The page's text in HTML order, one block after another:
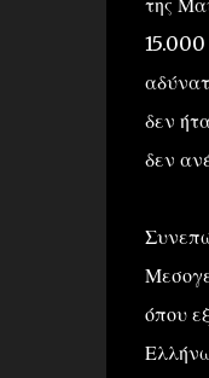
της
15.000
δεν
δεν
όπου